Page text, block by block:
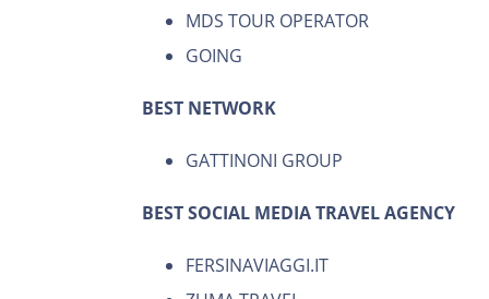
MDS TOUR OPERATOR
GOING
BEST NETWORK
GATTINONI GROUP
BEST SOCIAL MEDIATRAVEL AGENCY
FERSINAVIAGGI.IT